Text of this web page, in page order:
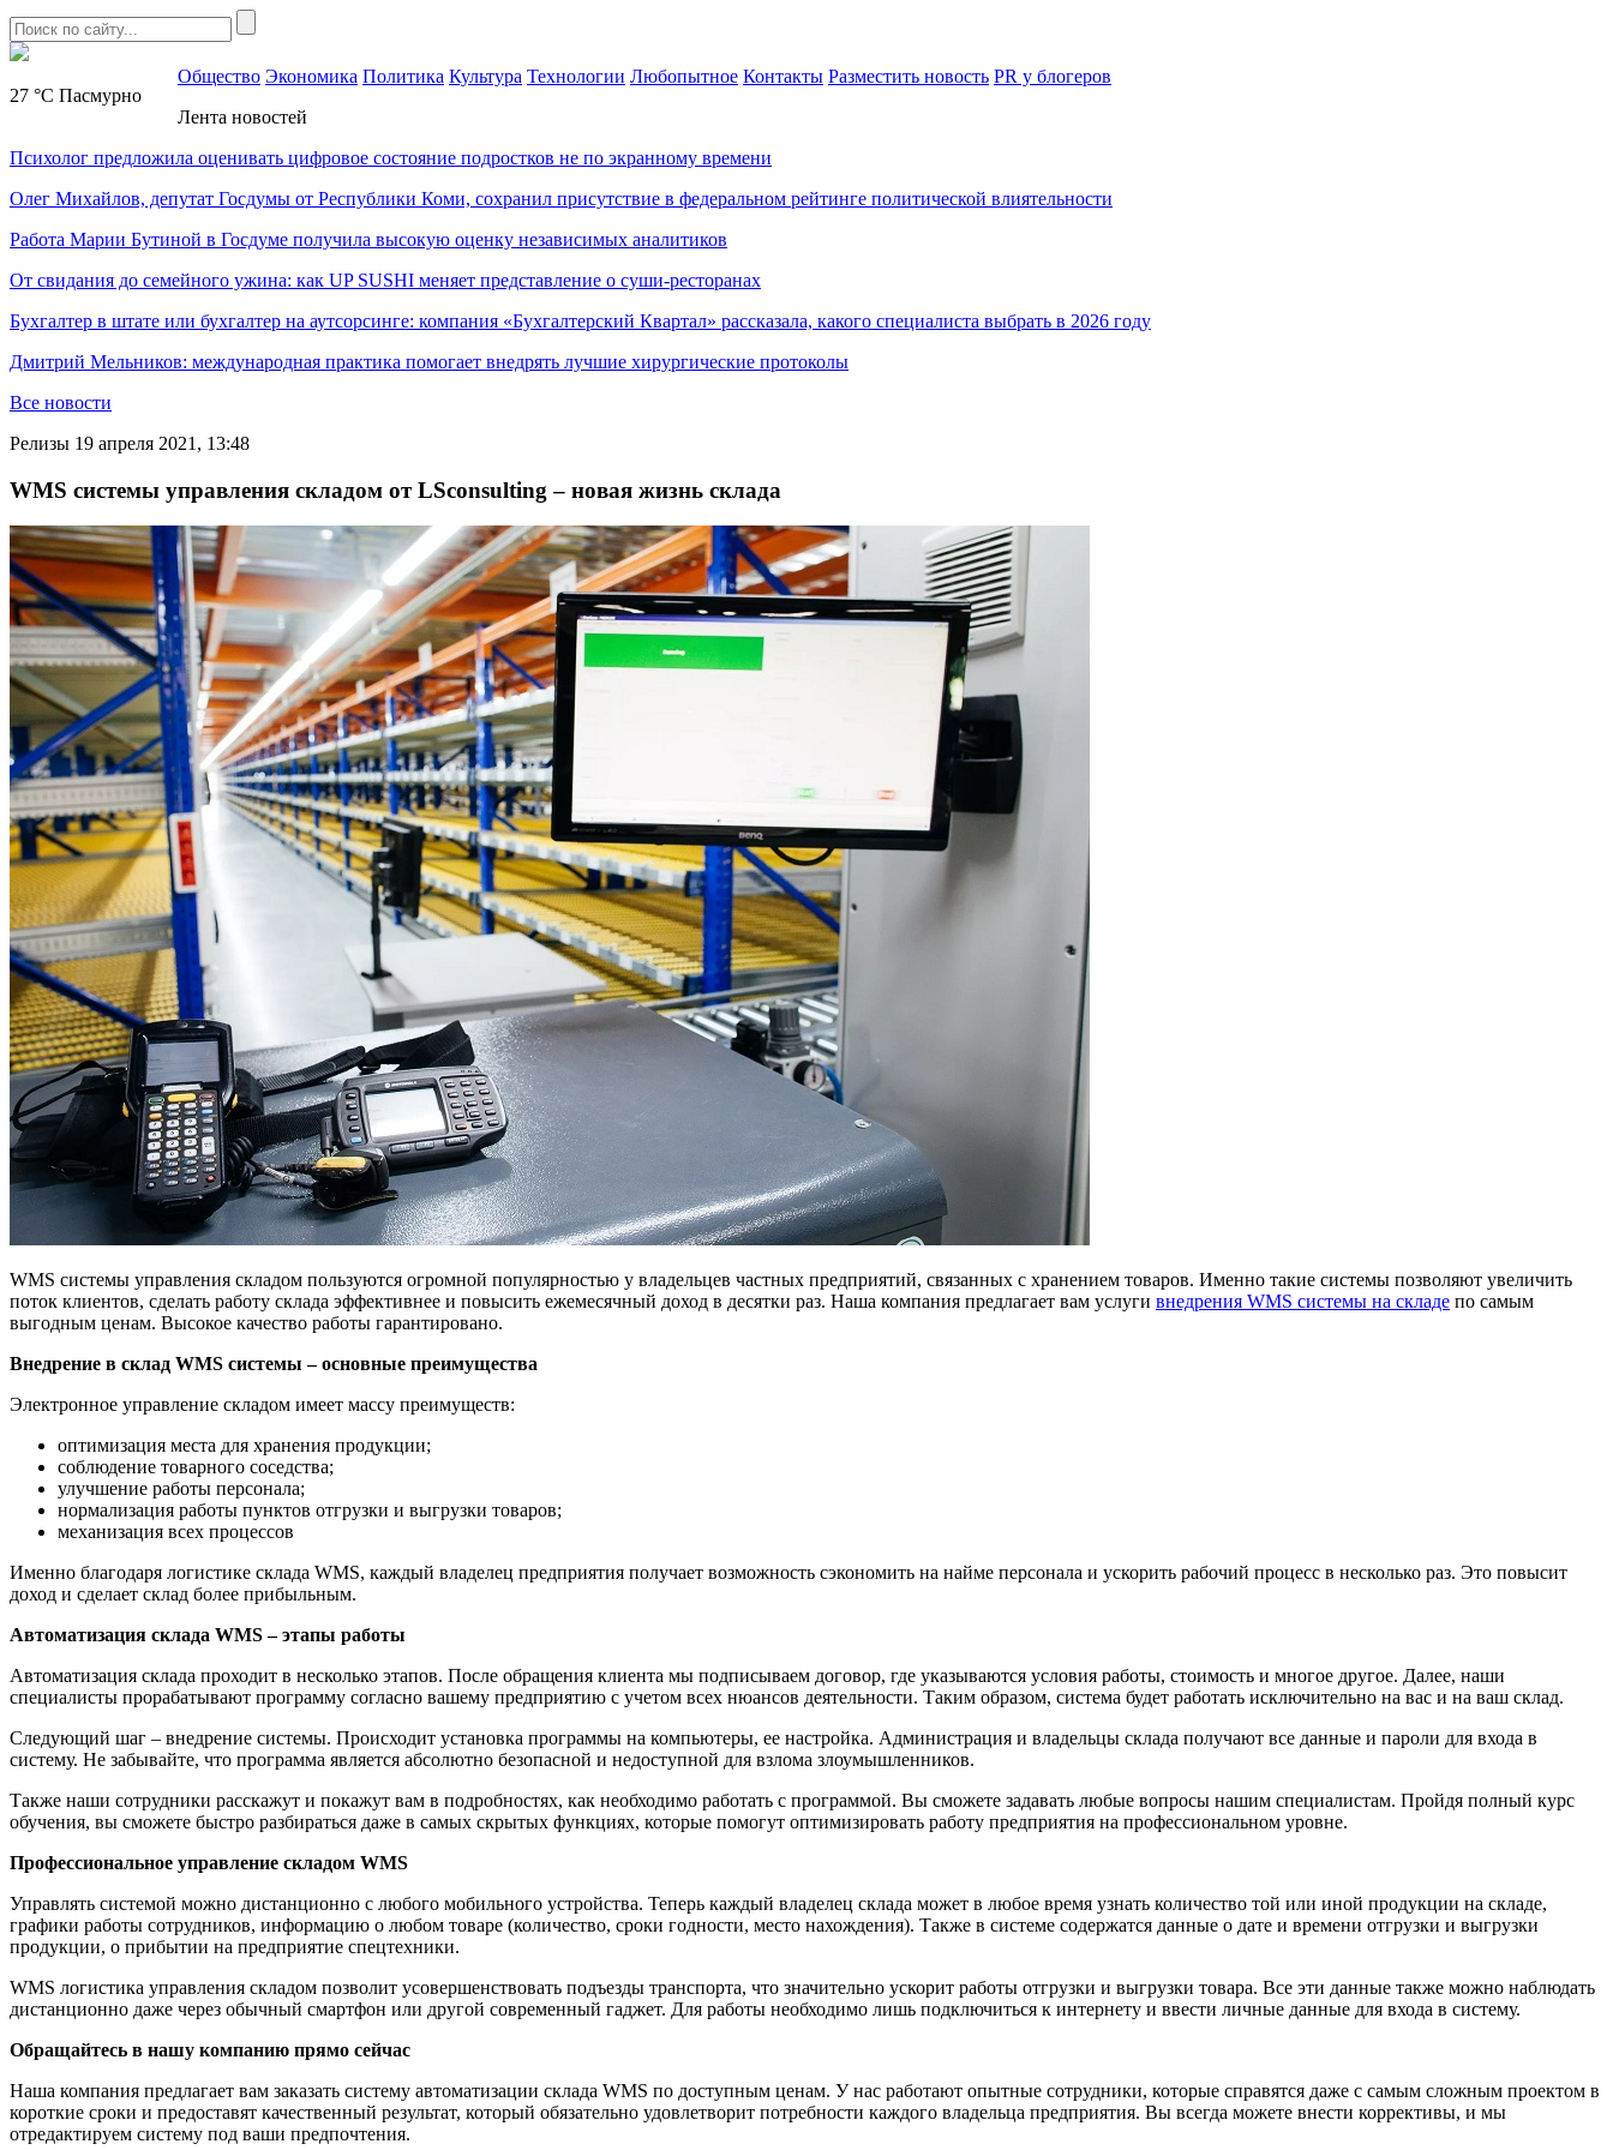
27 °C Пасмурно
Общество Экономика Политика Культура Технологии Любопытное Контакты Разместить новость PR у блогеров
Лента новостей
Психолог предложила оценивать цифровое состояние подростков не по экранному времени
Олег Михайлов, депутат Госдумы от Республики Коми, сохранил присутствие в федеральном рейтинге политической влиятельности
Работа Марии Бутиной в Госдуме получила высокую оценку независимых аналитиков
От свидания до семейного ужина: как UP SUSHI меняет представление о суши-ресторанах
Бухгалтер в штате или бухгалтер на аутсорсинге: компания «Бухгалтерский Квартал» рассказала, какого специалиста выбрать в 2026 году
Дмитрий Мельников: международная практика помогает внедрять лучшие хирургические протоколы
Все новости
Релизы 19 апреля 2021, 13:48
WMS системы управления складом от LSconsulting – новая жизнь склада
WMS системы управления складом пользуются огромной популярностью у владельцев частных предприятий, связанных с хранением товаров. Именно такие системы позволяют увеличить
поток клиентов, сделать работу склада эффективнее и повысить ежемесячный доход в десятки раз. Наша компания предлагает вам услуги внедрения WMS системы на складе по самым
выгодным ценам. Высокое качество работы гарантировано.
Внедрение в склад WMS системы – основные преимущества
Электронное управление складом имеет массу преимуществ:
оптимизация места для хранения продукции;
соблюдение товарного соседства;
улучшение работы персонала;
нормализация работы пунктов отгрузки и выгрузки товаров;
механизация всех процессов
Именно благодаря логистике склада WMS, каждый владелец предприятия получает возможность сэкономить на найме персонала и ускорить рабочий процесс в несколько раз. Это повысит
доход и сделает склад более прибыльным.
Автоматизация склада WMS – этапы работы
Автоматизация склада проходит в несколько этапов. После обращения клиента мы подписываем договор, где указываются условия работы, стоимость и многое другое. Далее, наши
специалисты прорабатывают программу согласно вашему предприятию с учетом всех нюансов деятельности. Таким образом, система будет работать исключительно на вас и на ваш склад.
Следующий шаг – внедрение системы. Происходит установка программы на компьютеры, ее настройка. Администрация и владельцы склада получают все данные и пароли для входа в
систему. Не забывайте, что программа является абсолютно безопасной и недоступной для взлома злоумышленников.
Также наши сотрудники расскажут и покажут вам в подробностях, как необходимо работать с программой. Вы сможете задавать любые вопросы нашим специалистам. Пройдя полный курс
обучения, вы сможете быстро разбираться даже в самых скрытых функциях, которые помогут оптимизировать работу предприятия на профессиональном уровне.
Профессиональное управление складом WMS
Управлять системой можно дистанционно с любого мобильного устройства. Теперь каждый владелец склада может в любое время узнать количество той или иной продукции на складе,
графики работы сотрудников, информацию о любом товаре (количество, сроки годности, место нахождения). Также в системе содержатся данные о дате и времени отгрузки и выгрузки
продукции, о прибытии на предприятие спецтехники.
WMS логистика управления складом позволит усовершенствовать подъезды транспорта, что значительно ускорит работы отгрузки и выгрузки товара. Все эти данные также можно наблюдать
дистанционно даже через обычный смартфон или другой современный гаджет. Для работы необходимо лишь подключиться к интернету и ввести личные данные для входа в систему.
Обращайтесь в нашу компанию прямо сейчас
Наша компания предлагает вам заказать систему автоматизации склада WMS по доступным ценам. У нас работают опытные сотрудники, которые справятся даже с самым сложным проектом в
короткие сроки и предоставят качественный результат, который обязательно удовлетворит потребности каждого владельца предприятия. Вы всегда можете внести коррективы, и мы
отредактируем систему под ваши предпочтения.